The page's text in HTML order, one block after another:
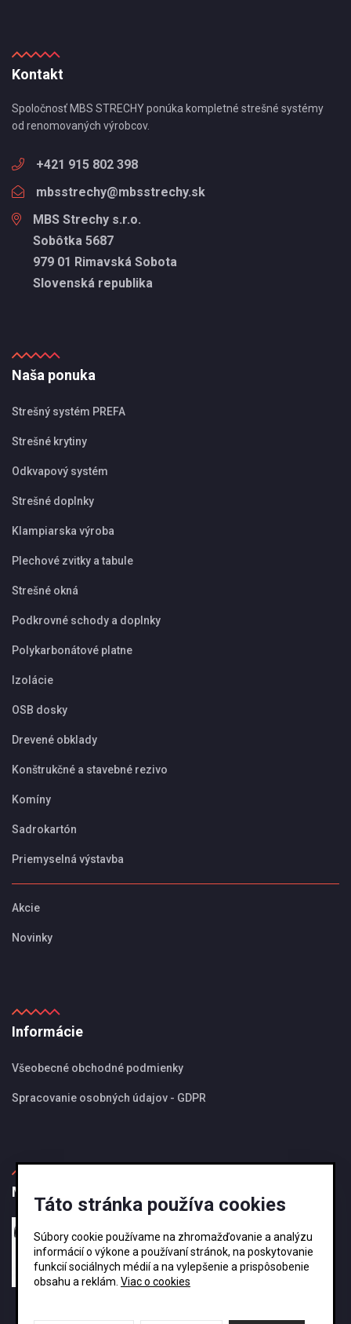
Kontakt
Spoločnosť MBS STRECHY ponúka kompletné strešné systémy
od renomovaných výrobcov.
+421 915 802 398
mbsstrechy@mbsstrechy.sk
MBS Strechy s.r.o.
Sobôtka 5687
979 01 Rimavská Sobota
Slovenská republika
Naša ponuka
Strešný systém PREFA
Strešné krytiny
Odkvapový systém
Strešné doplnky
Klampiarska výroba
Plechové zvitky a tabule
Strešné okná
Podkrovné schody a doplnky
Polykarbonátové platne
Izolácie
OSB dosky
Drevené obklady
Konštrukčné a stavebné rezivo
Komíny
Sadrokartón
Priemyselná výstavba
Akcie
Novinky
Informácie
Všeobecné obchodné podmienky
Spracovanie osobných údajov - GDPR
MBS Magazín
Ako si vybrať správnu veľkosť odkvapového
systému KJG ?
Táto stránka používa cookies
Súbory cookie používame na zhromažďovanie a analýzu
informácií o výkone a používaní stránok, na poskytovanie
funkcií sociálnych médií a na vylepšenie a prispôsobenie
obsahu a reklám. Viac o cookies